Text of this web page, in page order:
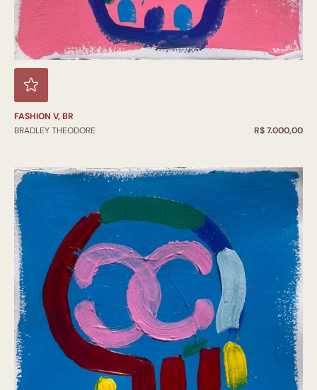
FASHION V, BR
BRADLEY THEODORE
R$ 7.000,00